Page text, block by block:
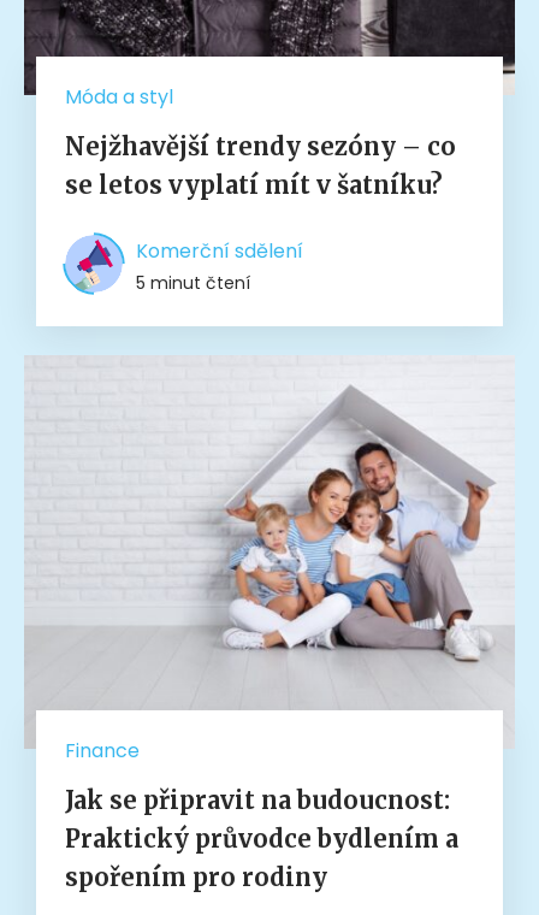
Móda a styl
Nejžhavější trendy sezóny – co
se letos vyplatí mít v šatníku?
Komerční sdělení
5 minut čtení
Finance
Jak se připravit na budoucnost:
Praktický průvodce bydlením a
spořením pro rodiny